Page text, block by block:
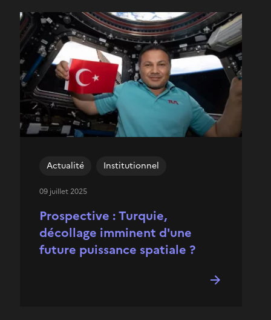
Prospective : Turquie,
décollage imminent d'une
future puissance spatiale ?
Actualité Institutionnel
09 juillet 2025